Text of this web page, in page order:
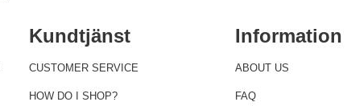
Kundtjänst
CUSTOMER SERVICE
HOW DO I SHOP?
Information
ABOUT US
FAQ